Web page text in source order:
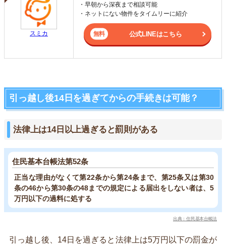
スミカ
・早朝から深夜まで相談可能
・ネットにない物件をタイムリーに紹介
公式LINEはこちら
引っ越し後14日を過ぎてからの手続きは可能？
法律上は14日以上過ぎると罰則がある
住民基本台帳法第52条
正当な理由がなくて第22条から第24条まで、第25条又は第30
条の46から第30条の48までの規定による届出をしない者は、5
万円以下の過料に処する
出典：住民基本台帳法
引っ越し後、14日を過ぎると法律上は5万円以下の罰金が